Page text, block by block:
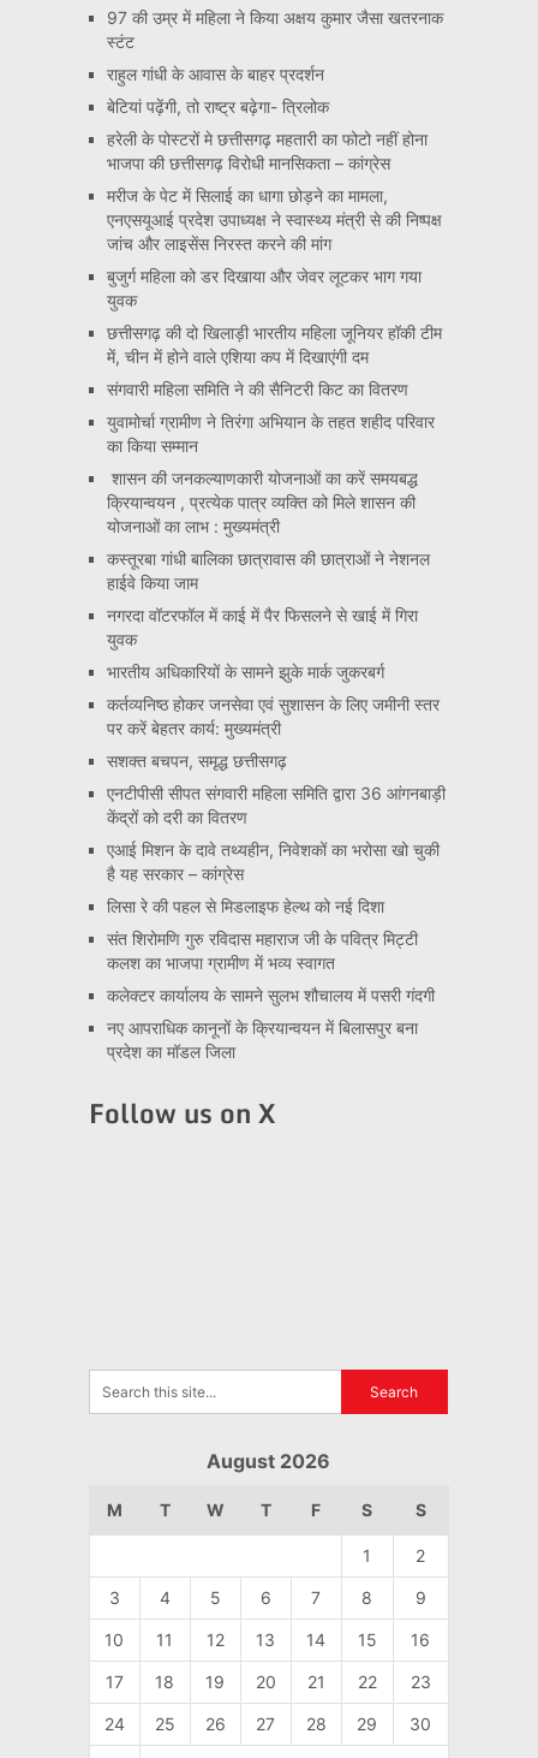
97 की उम्र में महिला ने किया अक्षय कुमार जैसा खतरनाक
स्टंट
राहुल गांधी के आवास के बाहर प्रदर्शन
बेटियां पढ़ेंगी, तो राष्ट्र बढ़ेगा- त्रिलोक
हरेली के पोस्टरों मे छत्तीसगढ़ महतारी का फोटो नहीं होना
भाजपा की छत्तीसगढ़ विरोधी मानसिकता – कांग्रेस
मरीज के पेट में सिलाई का धागा छोड़ने का मामला,
एनएसयूआई प्रदेश उपाध्यक्ष ने स्वास्थ्य मंत्री से की निष्पक्ष
जांच और लाइसेंस निरस्त करने की मांग
बुजुर्ग महिला को डर दिखाया और जेवर लूटकर भाग गया
युवक
छत्तीसगढ़ की दो खिलाड़ी भारतीय महिला जूनियर हॉकी टीम
में, चीन में होने वाले एशिया कप में दिखाएंगी दम
संगवारी महिला समिति ने की सैनिटरी किट का वितरण
युवामोर्चा ग्रामीण ने तिरंगा अभियान के तहत शहीद परिवार
का किया सम्मान
शासन की जनकल्याणकारी योजनाओं का करें समयबद्ध
क्रियान्वयन , प्रत्येक पात्र व्यक्ति को मिले शासन की
योजनाओं का लाभ : मुख्यमंत्री
कस्तूरबा गांधी बालिका छात्रावास की छात्राओं ने नेशनल
हाईवे किया जाम
नगरदा वॉटरफॉल में काई में पैर फिसलने से खाई में गिरा
युवक
भारतीय अधिकारियों के सामने झुके मार्क जुकरबर्ग
कर्तव्यनिष्ठ होकर जनसेवा एवं सुशासन के लिए जमीनी स्तर
पर करें बेहतर कार्य: मुख्यमंत्री
सशक्त बचपन, समृद्ध छत्तीसगढ़
एनटीपीसी सीपत संगवारी महिला समिति द्वारा 36 आंगनबाड़ी
केंद्रों को दरी का वितरण
एआई मिशन के दावे तथ्यहीन, निवेशकों का भरोसा खो चुकी
है यह सरकार – कांग्रेस
लिसा रे की पहल से मिडलाइफ हेल्थ को नई दिशा
संत शिरोमणि गुरु रविदास महाराज जी के पवित्र मिट्टी
कलश का भाजपा ग्रामीण में भव्य स्वागत
कलेक्टर कार्यालय के सामने सुलभ शौचालय में पसरी गंदगी
नए आपराधिक कानूनों के क्रियान्वयन में बिलासपुर बना
प्रदेश का मॉडल जिला
Follow us on X
August 2026
M T W T F S S
1 2
3 4 5 6 7 8 9
10 11 12 13 14 15 16
17 18 19 20 21 22 23
24 25 26 27 28 29 30